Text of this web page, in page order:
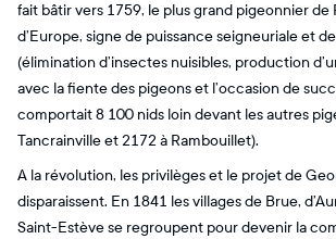
fait bâtir vers 1759, le plus grand pigeonnier
d’Europe, signe de puissance seigneuriale et
(élimination d’insectes nuisibles, production
avec la fiente des pigeons et l’occasion de
comportait 8 100 nids loin devant les autres
Tancrainville et 2172 à Rambouillet).
A la révolution, les privilèges et le projet de
disparaissent. En 1841 les villages de Brue,
Saint-Estève se regroupent pour devenir la